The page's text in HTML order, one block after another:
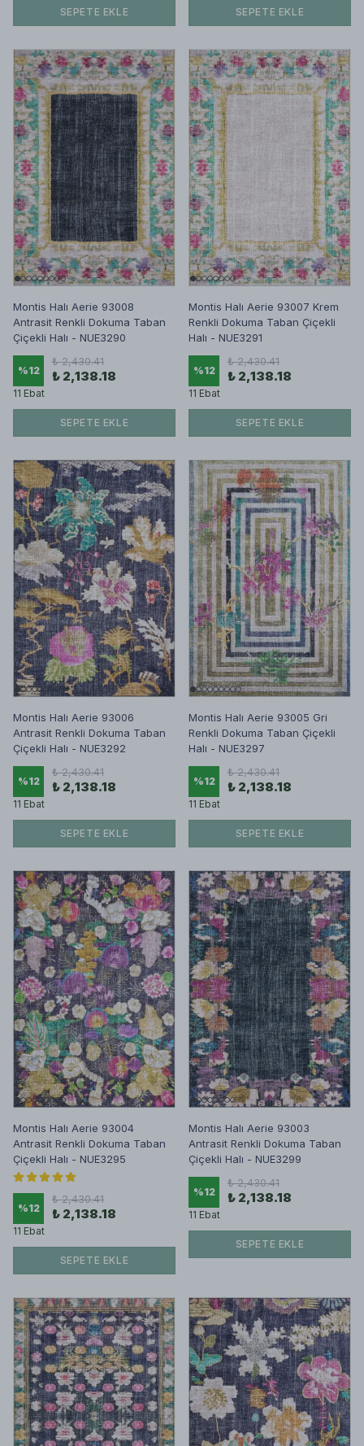
SEPETE EKLE SEPETE EKLE
Montis Halı Aerie 93008
Antrasit Renkli Dokuma Taban
Çiçekli Halı - NUE3290
%12
₺ 2,430.41
₺ 2,138.18
11 Ebat
SEPETE EKLE
Montis Halı Aerie 93007 Krem
Renkli Dokuma Taban Çiçekli
Halı - NUE3291
%12
₺ 2,430.41
₺ 2,138.18
11 Ebat
SEPETE EKLE
Montis Halı Aerie 93006
Antrasit Renkli Dokuma Taban
Çiçekli Halı - NUE3292
%12
₺ 2,430.41
₺ 2,138.18
11 Ebat
SEPETE EKLE
Montis Halı Aerie 93005 Gri
Renkli Dokuma Taban Çiçekli
Halı - NUE3297
%12
₺ 2,430.41
₺ 2,138.18
11 Ebat
SEPETE EKLE
Montis Halı Aerie 93004
Antrasit Renkli Dokuma Taban
Çiçekli Halı - NUE3295
%12
₺ 2,430.41
₺ 2,138.18
11 Ebat
SEPETE EKLE
Montis Halı Aerie 93003
Antrasit Renkli Dokuma Taban
Çiçekli Halı - NUE3299
%12
₺ 2,430.41
₺ 2,138.18
11 Ebat
SEPETE EKLE